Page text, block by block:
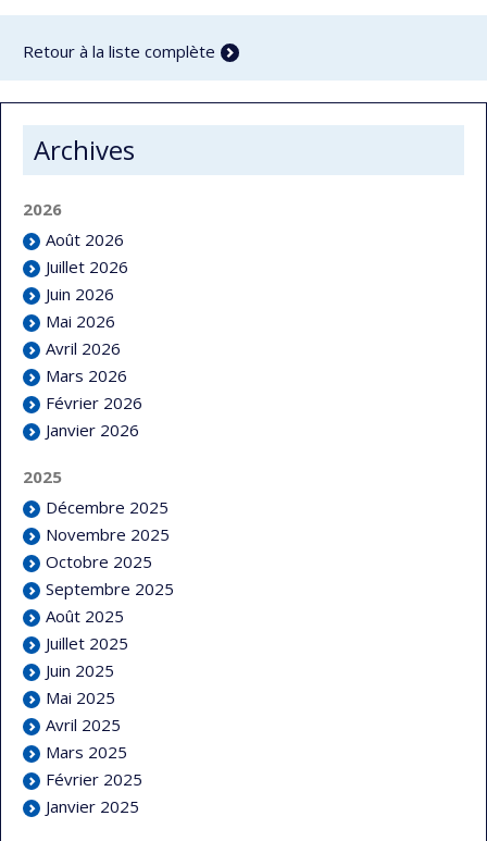
Retour à la liste complète
Archives
2026
Août 2026
Juillet 2026
Juin 2026
Mai 2026
Avril 2026
Mars 2026
Février 2026
Janvier 2026
2025
Décembre 2025
Novembre 2025
Octobre 2025
Septembre 2025
Août 2025
Juillet 2025
Juin 2025
Mai 2025
Avril 2025
Mars 2025
Février 2025
Janvier 2025